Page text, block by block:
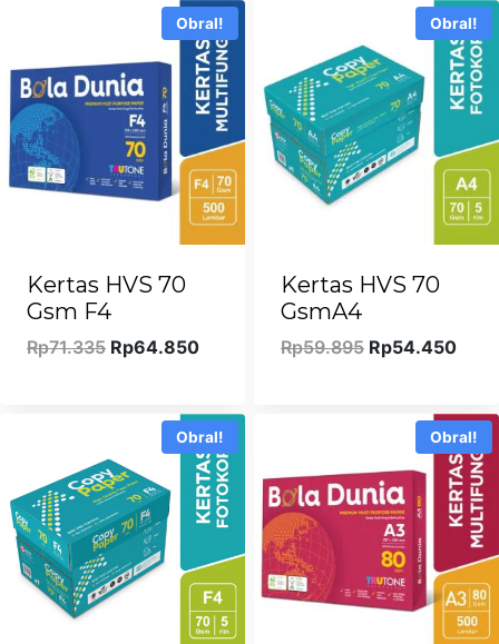
Rp125.510.adalah:
Rp114.100.
Rp62.755.
Obral!
Kertas HVS 70
Gsm F4
Rp71.335 Harga
Rp71.335.
Rp64.850Harga
adalah:
Rp64.850.
Obral!
Kertas HVS 70
GsmA4
Rp59.895 Harga
Rp59.895.
Rp54.450
Obral! Obral!